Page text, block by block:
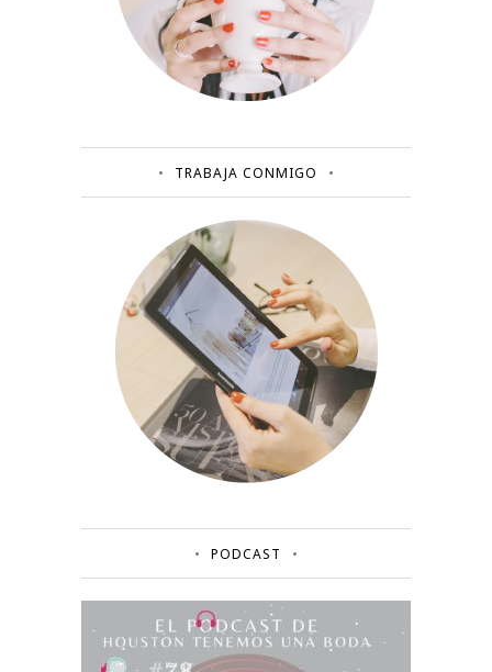
TRABAJA CONMIGO
PODCAST